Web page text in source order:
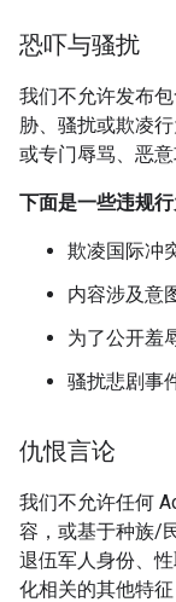
恐吓与骚扰
我们不允许发布
胁、骚扰或欺凌
或专门辱骂、恶
下面是一些违规
欺凌国际冲
内容涉及意
为了公开羞
骚扰悲剧事
仇恨言论
我们不允许任何
容，或基于种族/
退伍军人身份、
化相关的其他特